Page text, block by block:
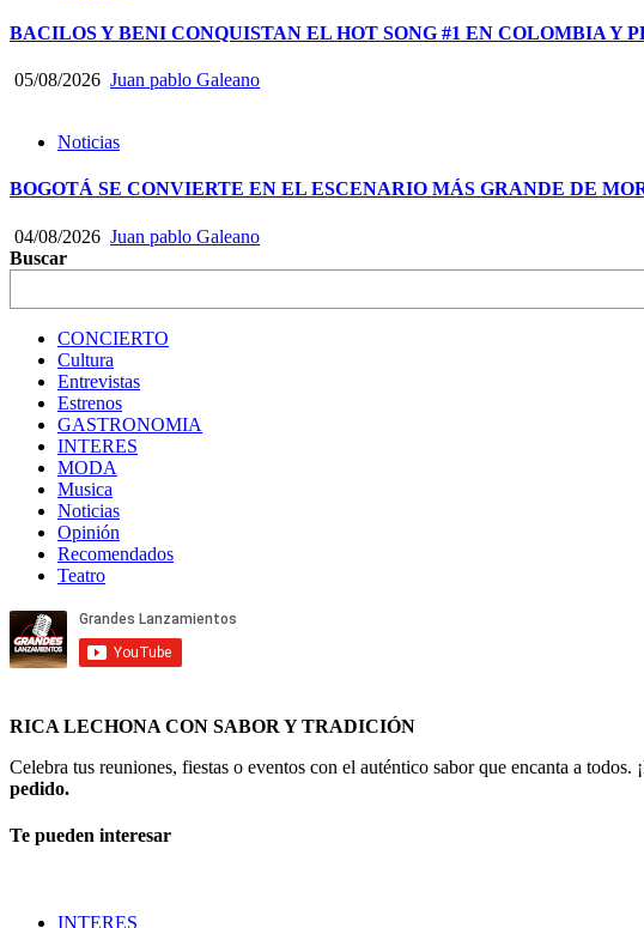
BACILOS Y BENI CONQUISTAN EL HOT SONG #1 EN COLOMBIA Y
05/08/2026 Juan pablo Galeano
Noticias
BOGOTÁ SE CONVIERTE EN EL ESCENARIO MÁS GRANDE DE
04/08/2026 Juan pablo Galeano
Buscar
CONCIERTO
Cultura
Entrevistas
Estrenos
GASTRONOMIA
INTERES
MODA
Musica
Noticias
Opinión
Recomendados
Teatro
RICA LECHONA CON SABOR Y TRADICIÓN
Celebra tus reuniones, fiestas o eventos con el auténtico sabor que encanta a
pedido.
Te pueden interesar
INTERES